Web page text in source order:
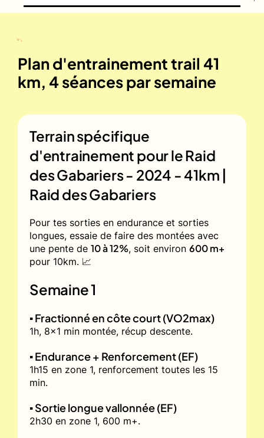
Plan d'entrainement trail 41
km, 4 séances par semaine
Terrain spécifique
d'entrainement pour leRaid
des Gabariers - 2024 - 41km |
Raid des Gabariers
Pour tes sorties en endurance et sorties
longues, essaie de faire des montées avec
une pente de 10 à 12%, soit environ 600 m+
pour 10km. 📈
Semaine 1
▪️ Fractionné en côte court (VO2max)
1h, 8x1 min montée, récup descente.
▪️ Endurance + Renforcement (EF)
1h15 en zone 1, renforcement toutes les 15
min.
▪️ Sortie longue vallonnée (EF)
2h30 en zone 1, 600 m+.